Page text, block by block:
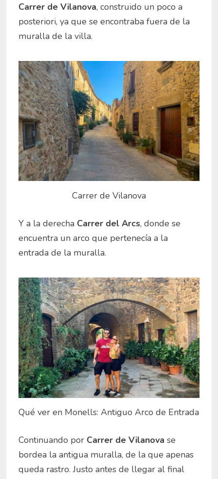
Carrer de Vilanova, construido un poco a
posteriori, ya que se encontraba fuera de la
muralla de la villa.
Carrer de Vilanova
Y a la derecha Carrer del Arcs, donde se
encuentra un arco que pertenecía a la
entrada de la muralla.
Qué ver en Monells: Antiguo Arco de Entrada
Continuando por Carrer de Vilanova se
bordea la antigua muralla, de la que apenas
queda rastro. Justo antes de llegar al final